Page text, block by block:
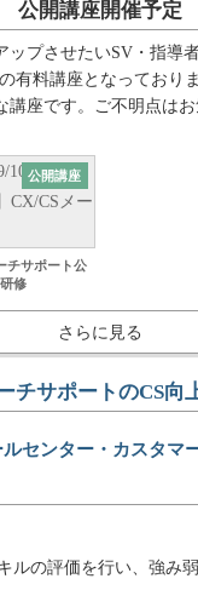
公開講座開催予定
ップさせたいSV・指導
有料講座となっておりま
講座です。ご不明点は
公開講座
チサポート公
修
さらに見る
チサポートのCS向
センター・カスタマ
ルの評価を行い、強み